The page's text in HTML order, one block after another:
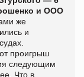
и ООО
же
и
проигрыш
следующим
Что в